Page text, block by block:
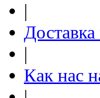
|
|
Как нас